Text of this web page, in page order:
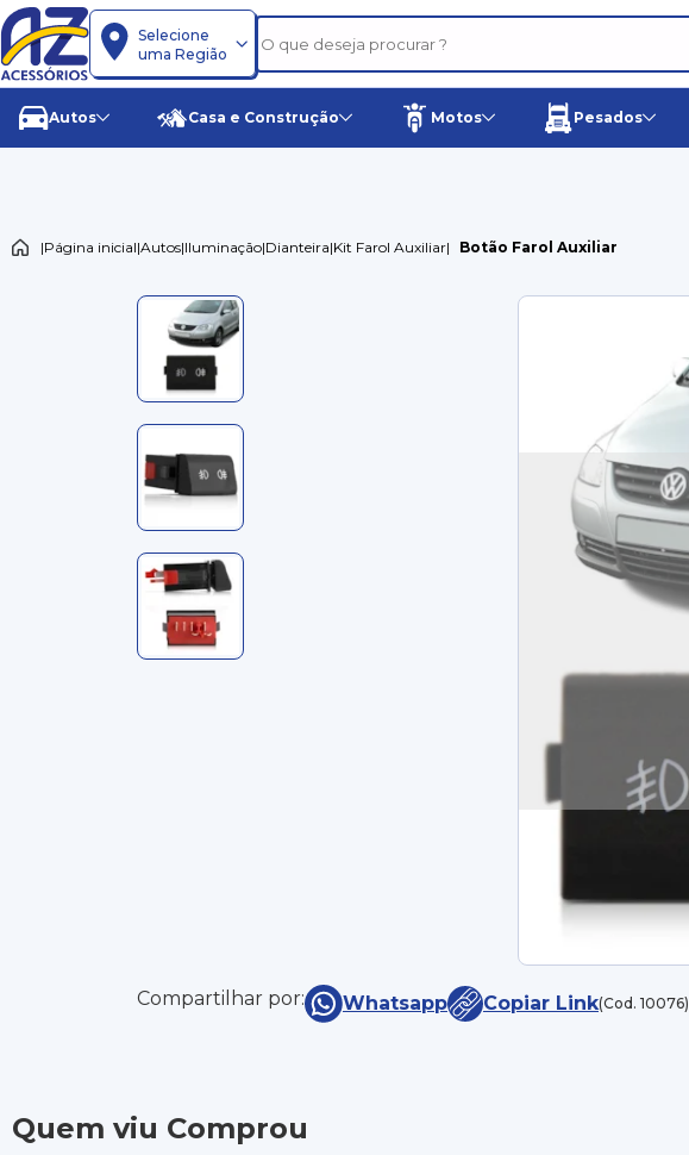
Selecione
uma Região
Autos Casa e Construção Motos Pesados
|Página inicial|Autos|Iluminação|Dianteira|Kit Farol Auxiliar| Botão Farol Auxiliar
Compartilhar por: Whatsapp Copiar Link(Cod. 10076)
Quem viu Comprou